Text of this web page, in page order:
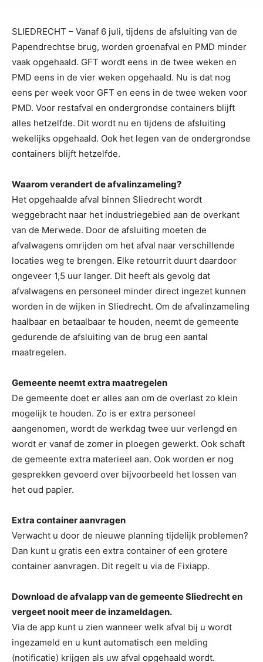
SLIEDRECHT – Vanaf 6 juli, tijdens de afsluiting van de
Papendrechtse brug, worden groenafval en PMD minder
vaak opgehaald. GFT wordt eens in de twee weken en
PMD eens in de vier weken opgehaald. Nu is dat nog
eens per week voor GFT en eens in de twee weken voor
PMD. Voor restafval en ondergrondse containers blijft
alles hetzelfde. Dit wordt nu en tijdens de afsluiting
wekelijks opgehaald. Ook het legen van de ondergrondse
containers blijft hetzelfde.
Waarom verandert de afvalinzameling?
Het opgehaalde afval binnen Sliedrecht wordt
weggebracht naar het industriegebied aan de overkant
van de Merwede. Door de afsluiting moeten de
afvalwagens omrijden om het afval naar verschillende
locaties weg te brengen. Elke retourrit duurt daardoor
ongeveer 1,5 uur langer. Dit heeft als gevolg dat
afvalwagens en personeel minder direct ingezet kunnen
worden in de wijken in Sliedrecht. Om de afvalinzameling
haalbaar en betaalbaar te houden, neemt de gemeente
gedurende de afsluiting van de brug een aantal
maatregelen.
Gemeente neemt extra maatregelen
De gemeente doet er alles aan om de overlast zo klein
mogelijk te houden. Zo is er extra personeel
aangenomen, wordt de werkdag twee uur verlengd en
wordt er vanaf de zomer in ploegen gewerkt. Ook schaft
de gemeente extra materieel aan. Ook worden er nog
gesprekken gevoerd over bijvoorbeeld het lossen van
het oud papier.
Extra container aanvragen
Verwacht u door de nieuwe planning tijdelijk problemen?
Dan kunt u gratis een extra container of een grotere
container aanvragen. Dit regelt u via de Fixiapp.
Download de afvalapp van de gemeente Sliedrecht en
vergeet nooit meer de inzameldagen.
Via de app kunt u zien wanneer welk afval bij u wordt
ingezameld en u kunt automatisch een melding
(notificatie) krijgen als uw afval opgehaald wordt.